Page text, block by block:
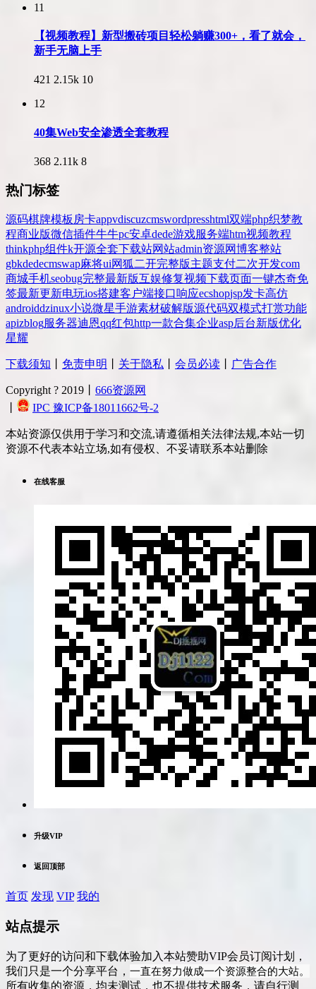
11
【视频教程】新型搬砖项目轻松躺赚300+，看了就会，
新手无脑上手
421 2.15k 10
12
40集Web安全渗透全套教程
368 2.11k 8
热门标签
源码棋牌模板 房卡appvdiscuzcmswordpresshtml双端php织梦教
程商业版微信插件牛牛pc安卓dede游戏服务端htm视频教程
thinkphp组件k开源全套下载站网站admin资源网博客整站
gbkdedecmswap麻将ui网狐 二开完整版主题支付二次开发com
商城手机seobug完整最新版互娱修复视频下载页面一键杰奇免
签最新更新电玩ios搭建客户端接口响应ecshopjsp发卡高仿
androiddzinux小说微星手游素材破解版源代码双模式打赏功能
apizblog服务器迪恩qq红包http一款合集企业asp后台新版优化
星耀
下载须知 免责申明 关于隐私 会员必读 广告合作
Copyright ? 2019丨 666资源网
IPC 豫ICP备18011662号-2
本站资源仅供用于学习和交流,请遵循相关法律法规,本站一切
资源不代表本站立场,如有侵权、不妥请联系本站删除
在线客服
升级VIP
返回顶部
首页 发现 VIP 我的
站点提示
为了更好的访问和下载体验加入本站赞助VIP会员订阅计划，
我们只是一个分享平台， 一直在努力做成一个资源整合的大站。
所有收集的资源，均未测试，也不提供技术服务，请自行测